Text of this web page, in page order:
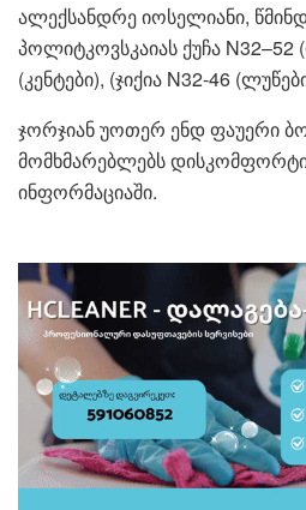
ალექსანდრე იოსელიანი,
პოლიტკოვსკაიას ქუჩა N32–52
(კენტები), (ჯიქია N32-46
ჯორჯიან უოთერ ენდ ფაუერი
მომხმარებლებს
ინფორმაციაში.